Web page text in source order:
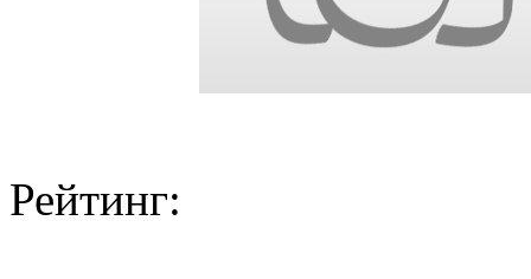
Рейтинг: